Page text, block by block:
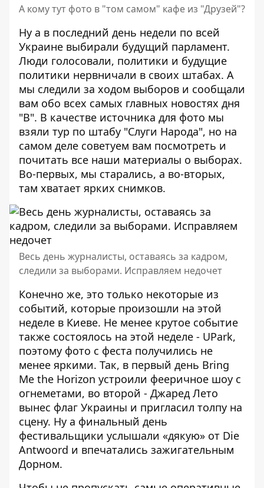
А кому тут фото в "том самом" кафе из "Друзей"?
Ну а в последний день недели по всей
Украине выбирали будущий парламент.
Люди голосовали, политики и будущие
политики нервничали в своих штабах. А
мы следили за ходом выборов и сообщали
вам обо всех самых главных новостях дня
"В". В качестве источника для фото мы
взяли тур по штабу "Слуги Народа", но на
самом деле советуем вам посмотреть и
почитать все наши материалы о выборах.
Во-первых, мы старались, а во-вторых,
там хватает ярких снимков.
Весь день журналисты, оставаясь за кадром,
следили за выборами. Исправляем недочет
Конечно же, это только некоторые из
событий, которые произошли на этой
неделе в Киеве. Не менее крутое событие
также состоялось на этой неделе - UPark,
поэтому фото с феста получились не
менее яркими. Так, в первый день Bring
Me the Horizon устроили фееричное шоу с
огнеметами, во второй - Джаред Лето
вынес флаг Украины и пригласил толпу на
сцену. Ну а финальный день
фестивальщики услышали «дякую» от Die
Antwoord и впечатались зажигательным
Дорном.